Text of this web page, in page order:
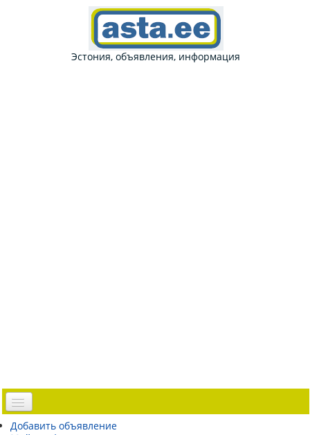
Эстония, объявления, информация
Доска объявлений
Добавить объявление